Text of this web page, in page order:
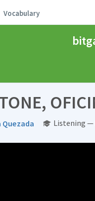
Vocabulary
Quezada Listening —